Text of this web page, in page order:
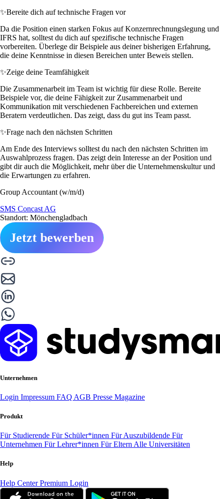
✨Bereite dich auf technische Fragen vor
Da die Position einen starken Fokus auf Konzernrechnungslegung und
IFRS hat, solltest du dich auf spezifische technische Fragen
vorbereiten. Überlege dir Beispiele aus deiner bisherigen Erfahrung,
die deine Kenntnisse in diesen Bereichen unter Beweis stellen.
✨Zeige deine Teamfähigkeit
Die Zusammenarbeit im Team ist wichtig für diese Rolle. Bereite
Beispiele vor, die deine Fähigkeit zur Zusammenarbeit und
Kommunikation mit verschiedenen Fachbereichen und externen
Beratern verdeutlichen. Das zeigt, dass du gut ins Team passt.
✨Frage nach den nächsten Schritten
Am Ende des Interviews solltest du nach den nächsten Schritten im
Auswahlprozess fragen. Das zeigt dein Interesse an der Position und
gibt dir auch die Möglichkeit, mehr über die Unternehmenskultur und
die Erwartungen zu erfahren.
Group Accountant (w/m/d)
SMS Concast AG
Standort: Mönchengladbach
Jetzt bewerben
Unternehmen
Login Impressum FAQ AGB Presse Magazine
Produkt
Für Studierende Für Schüler*innen Für Auszubildende Für
Unternehmen Für Lehrer*innen Für Eltern Alle Universitäten
Help
Help CenterPremium Login